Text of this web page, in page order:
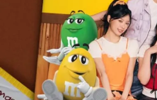
o
s
t